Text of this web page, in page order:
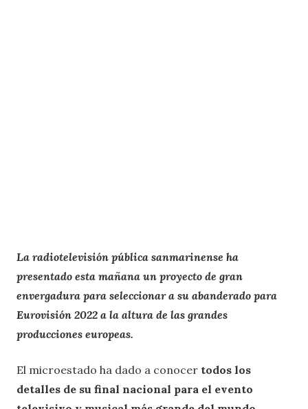
La radiotelevisión pública sanmarinense ha
presentado esta mañana un proyecto de gran
envergadura para seleccionar a su abanderado para
Eurovisión 2022 a la altura de las grandes
producciones europeas.
El microestado ha dado a conocer todos los
detalles de su final nacional para el evento